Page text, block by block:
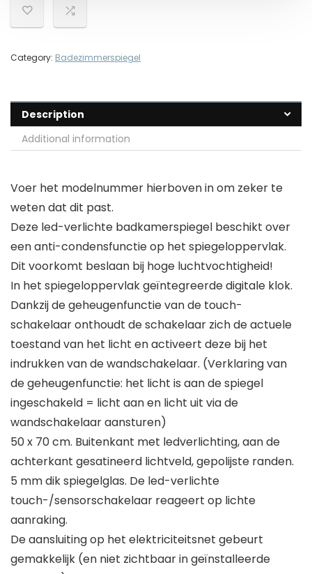
Category: Badezimmerspiegel
Description
Additional information
Voer het modelnummer hierboven in om zeker te
weten dat dit past.
Deze led-verlichte badkamerspiegel beschikt over
een anti-condensfunctie op het spiegeloppervlak.
Dit voorkomt beslaan bij hoge luchtvochtigheid!
In het spiegeloppervlak geïntegreerde digitale klok.
Dankzij de geheugenfunctie van de touch-
schakelaar onthoudt de schakelaar zich de actuele
toestand van het licht en activeert deze bij het
indrukken van de wandschakelaar. (Verklaring van
de geheugenfunctie: het licht is aan de spiegel
ingeschakeld = licht aan en licht uit via de
wandschakelaar aansturen)
50 x 70 cm. Buitenkant met ledverlichting, aan de
achterkant gesatineerd lichtveld, gepolijste randen.
5 mm dik spiegelglas. De led-verlichte
touch-/sensorschakelaar reageert op lichte
aanraking.
De aansluiting op het elektriciteitsnet gebeurt
gemakkelijk (en niet zichtbaar in geïnstalleerde